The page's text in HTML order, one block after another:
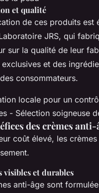
et qualité
de ces produits est
JRS, qui
sur la qualité de leur
et des
consommateurs.
locale pour un
- Sélection soigneuse
des crèmes anti-
coût élevé, les
visibles et durables
anti-âge sont